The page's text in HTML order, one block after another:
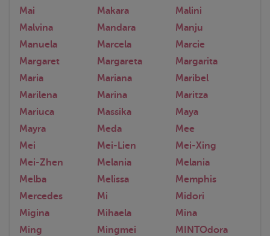
Mai
Makara
Malini
Malvina
Mandara
Manju
Manuela
Marcela
Marcie
Margaret
Margareta
Margarita
Maria
Mariana
Maribel
Marilena
Marina
Maritza
Mariuca
Massika
Maya
Mayra
Meda
Mee
Mei
Mei-Lien
Mei-Xing
Mei-Zhen
Melania
Melania
Melba
Melissa
Memphis
Mercedes
Mi
Midori
Migina
Mihaela
Mina
Ming
Mingmei
MINTOdora